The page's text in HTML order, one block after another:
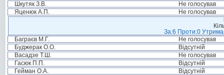
Шкутяк З.В.
Не голосував
Яценюк А.П.
Не голосував
За:6 Проти:0
Баграєв М.Г.
Не голосував
Буджерак О.О.
Відсутній
Васадзе Т.Ш.
Не голосував
Гасюк П.П.
Відсутній
Гейман О.А.
Відсутній